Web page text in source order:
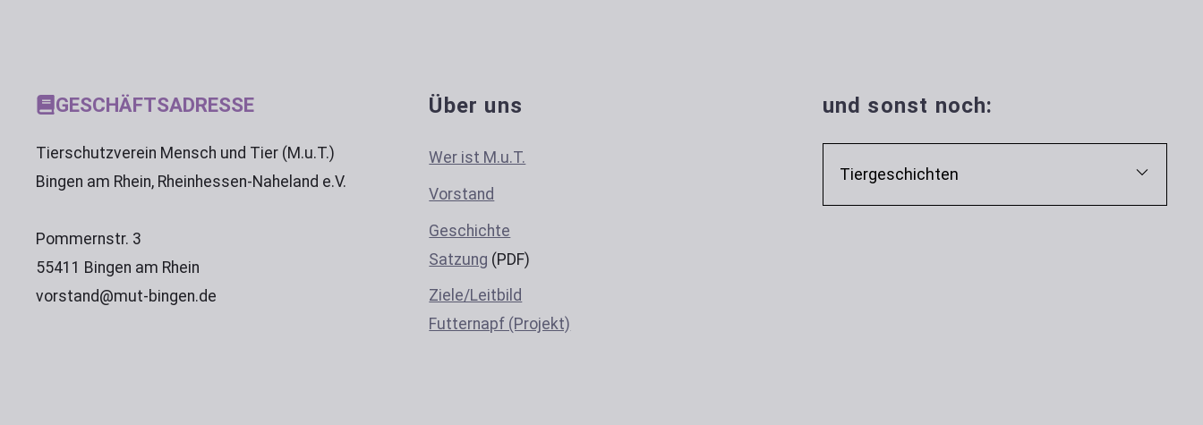
GESCHÄFTSADRESSE
Tierschutzverein Mensch und Tier (M.u.T.)
Bingen am Rhein, Rheinhessen-Naheland e.V.
Pommernstr. 3
55411 Bingen am Rhein
vorstand@mut-bingen.de
Über uns
Wer ist M.u.T.
Vorstand
Geschichte
Satzung (PDF)
Ziele/Leitbild
Futternapf (Projekt)
und sonst noch:
Tiergeschichten